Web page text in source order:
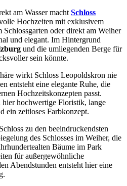
am Wasser macht Schloss
Hochzeiten mit exklusivem
Schlossgarten oder direkt am Weiher
und elegant. Im Hintergrund
und die umliegenden Berge für
sein könnte.
wirkt Schloss Leopoldskron nie
entsteht eine elegante Ruhe, die
Hochzeitskonzepten passt.
hier hochwertige Floristik, lange
ein zeitloses Farbkonzept.
zu den beeindruckendsten
des Schlosses im Weiher, die
Bäume im Park
für außergewöhnliche
Abendstunden entsteht hier eine